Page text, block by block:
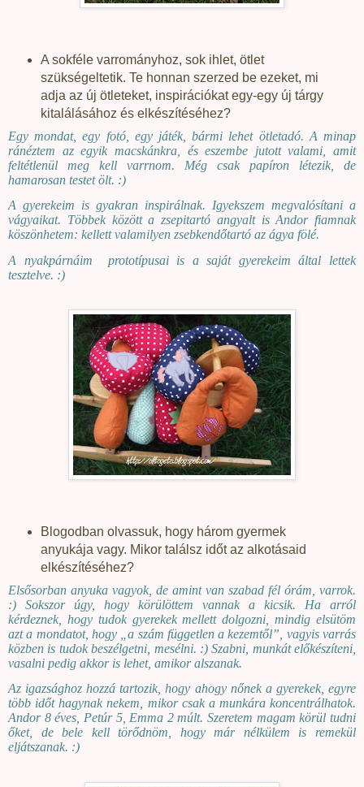
A sokféle varrományhoz, sok ihlet, ötlet
szükségeltetik. Te honnan szerzed be ezeket, mi
adja az új ötleteket, inspirációkat egy-egy új tárgy
kitalálásához és elkészítéséhez?
Egy mondat, egy fotó, egy játék, bármi lehet ötletadó. A minap
ránéztem az egyik macskánkra, és eszembe jutott valami, amit
feltétlenül meg kell varrnom. Még csak papíron létezik, de
hamarosan testet ölt. :)
A gyerekeim is gyakran inspirálnak. Igyekszem megvalósítani a
vágyaikat. Többek között a zsepitartó angyalt is Andor fiamnak
köszönhetem: kellett valamilyen zsebkendőtartó az ágya fölé.
A nyakpárnáim
prototípusai is a saját gyerekeim által lettek
tesztelve. :)
Blogodban olvassuk, hogy három gyermek
anyukája vagy. Mikor találsz időt az alkotásaid
elkészítéséhez?
Elsősorban anyuka vagyok, de amint van szabad fél órám, varrok.
:) Sokszor úgy, hogy körülöttem vannak a kicsik. Ha arról
kérdeznek, hogy tudok gyerekek mellett dolgozni, mindig elsütöm
azt a mondatot, hogy „a szám független a kezemtől”, vagyis varrás
közben is tudok beszélgetni, mesélni. :) Szabni, munkát előkészíteni,
vasalni pedig akkor is lehet, amikor alszanak.
Az igazsághoz hozzá tartozik, hogy ahogy nőnek a gyerekek, egyre
több időt hagynak nekem, mikor csak a munkára koncentrálhatok.
Andor 8 éves, Petúr 5, Emma 2 múlt. Szeretem magam körül tudni
őket, de bele kell törődnöm, hogy már nélkülem is remekül
eljátszanak. :)